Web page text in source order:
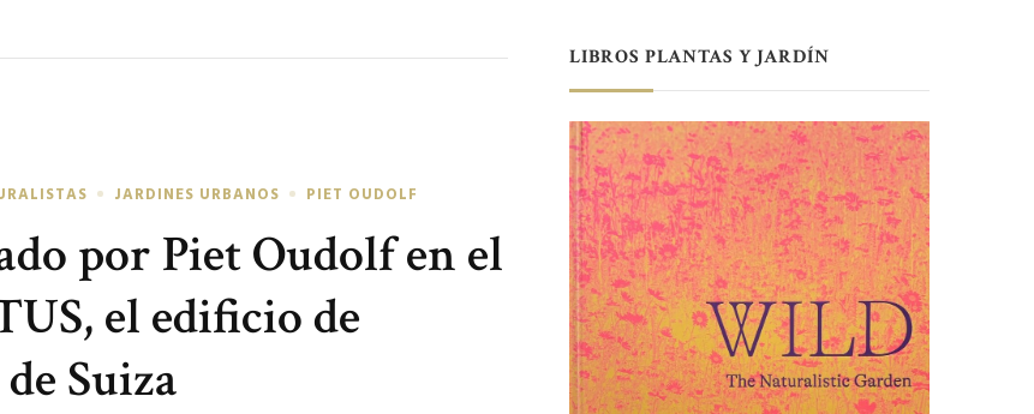
JARDINES URBANOS PIET OUDOLF
por Piet Oudolf en el
el edificio de
Suiza
LIBROS PLANTAS Y JARDÍN